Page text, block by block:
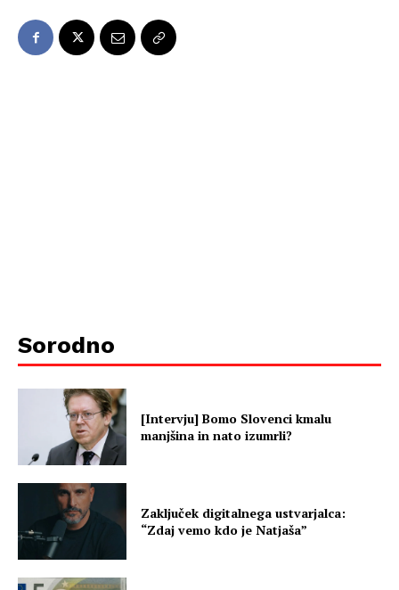
Sorodno
[Intervju] Bomo Slovenci kmalu
manjšina in nato izumrli?
Zaključek digitalnega ustvarjalca:
“Zdaj vemo kdo je Natjaša”